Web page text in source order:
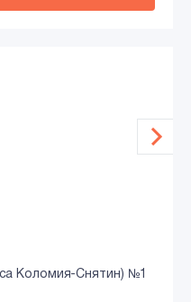
Коломия-Снятин) №1